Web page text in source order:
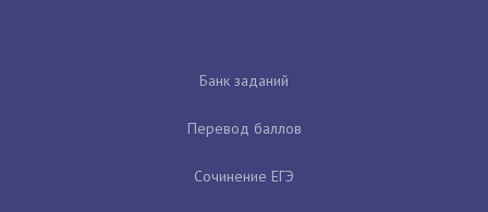
Банк заданий
Перевод баллов
Сочинение ЕГЭ